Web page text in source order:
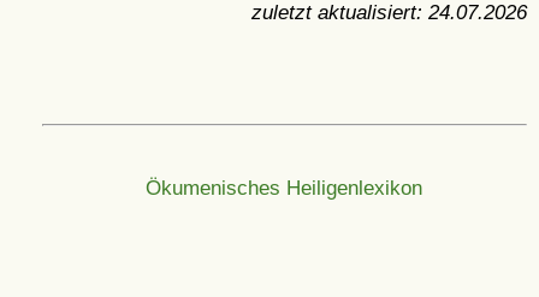
zuletzt aktualisiert: 24.07.2026
Ökumenisches Heiligenlexikon